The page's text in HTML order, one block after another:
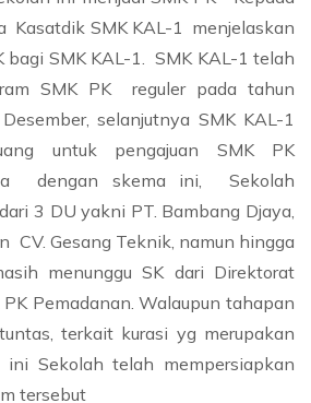
Kasatdik SMK KAL-1 menjelaskan
bagi SMK KAL-1. SMK KAL-1 telah
SMK PK reguler pada tahun
selanjutnya SMK KAL-1
untuk pengajuan SMK PK
dengan skema ini, Sekolah
3 DU yakni PT. Bambang Djaya,
CV. Gesang Teknik, namun hingga
menunggu SK dari Direktorat
Pemadanan. Walaupun tahapan
terkait kurasi yg merupakan
Sekolah telah mempersiapkan
tersebut